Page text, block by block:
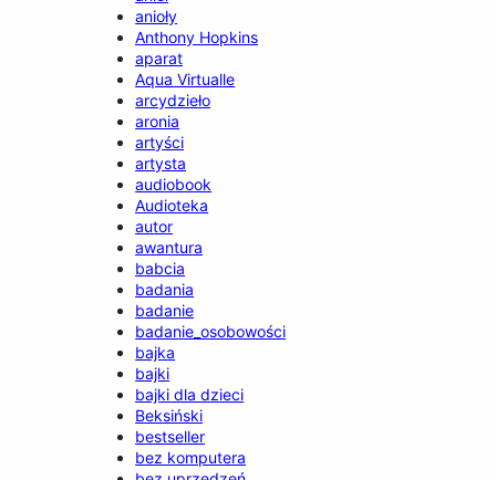
anioły
Anthony Hopkins
aparat
Aqua Virtualle
arcydzieło
aronia
artyści
artysta
audiobook
Audioteka
autor
awantura
babcia
badania
badanie
badanie_osobowości
bajka
bajki
bajki dla dzieci
Beksiński
bestseller
bez komputera